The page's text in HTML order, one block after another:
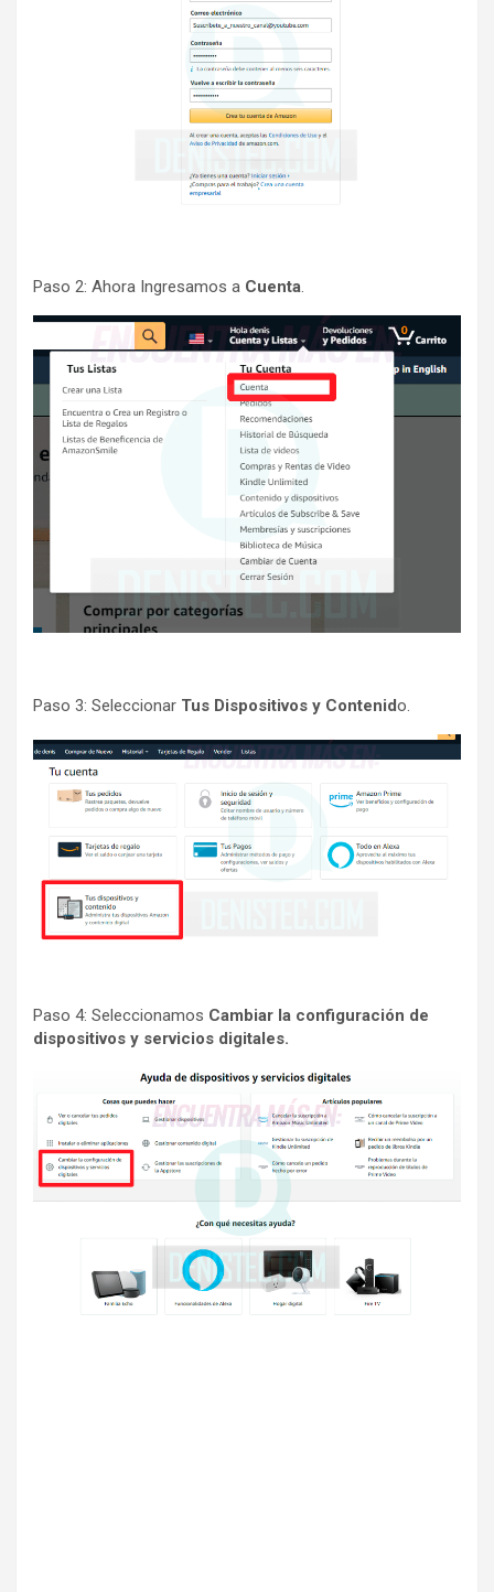
Paso 2: Ahora Ingresamos a Cuenta.
Paso 3: Seleccionar Tus Dispositivos y Contenido.
Paso 4: Seleccionamos Cambiar la configuración de
dispositivos y servicios digitales.